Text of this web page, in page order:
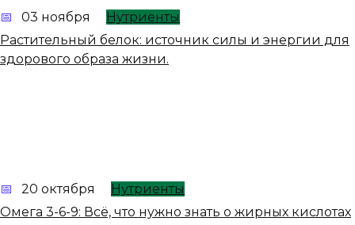
03 ноября
Нутриенты
Растительный белок: источник силы и энергии для
здорового образа жизни.
20 октября
Нутриенты
Омега 3-6-9: Всё, что нужно знать о жирных кислотах